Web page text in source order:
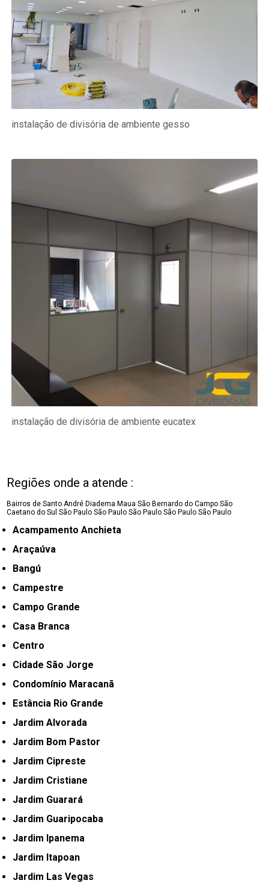
instalação de divisória de ambiente gesso
instalação de divisória de ambiente eucatex
Regiões onde a atende :
Bairros de Santo André Diadema Maua São Bernardo do Campo São
Caetano do SulSão Paulo São Paulo São Paulo São Paulo São Paulo
Acampamento Anchieta
Araçaúva
Bangú
Campestre
Campo Grande
Casa Branca
Centro
Cidade São Jorge
Condomínio Maracanã
Estância Rio Grande
Jardim Alvorada
Jardim Bom Pastor
Jardim Cipreste
Jardim Cristiane
Jardim Guarará
Jardim Guaripocaba
Jardim Ipanema
Jardim Itapoan
Jardim Las Vegas